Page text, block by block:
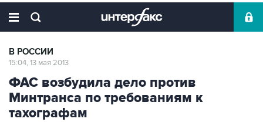
В РОССИИ
15:04, 13 мая 2013
ФАС возбудила дело против
Минтранса по требованиям к
тахографам